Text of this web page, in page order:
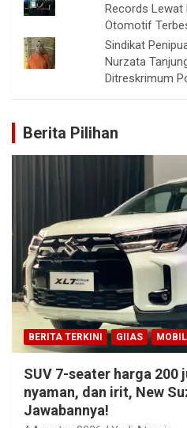
Records Lewat
Otomotif
Sindikat
Nurzata
Ditreskrimum
Berita Pilihan
BERITA TERKINI GIIAS MOBIL
SUV 7-seater harga 200
nyaman, dan irit, New
Jawabannya!